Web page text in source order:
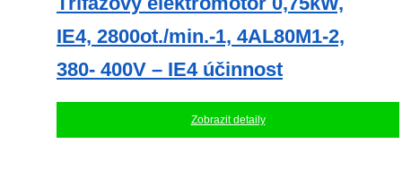
IE4, 2800ot./min.-1, 4AL80M1-2,
380- 400V – IE4 účinnost
Zobrazit detaily